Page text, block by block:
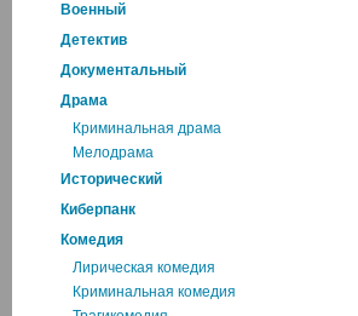
Военный
Детектив
Документальный
Драма
Криминальная драма
Мелодрама
Исторический
Киберпанк
Комедия
Лирическая комедия
Криминальная комедия